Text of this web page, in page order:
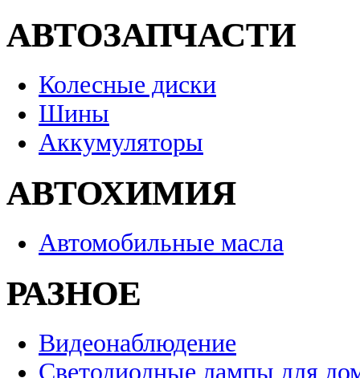
АВТОЗАПЧАСТИ
Колесные диски
Шины
Аккумуляторы
АВТОХИМИЯ
Автомобильные масла
РАЗНОЕ
Видеонаблюдение
Светодиодные лампы для